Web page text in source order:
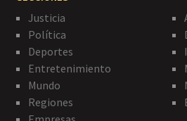
Justicia
Política
Deportes
Entretenimiento
Mundo
Regiones